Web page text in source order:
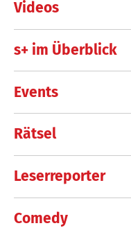
Videos
s+ im Überblick
Events
Rätsel
Leserreporter
Comedy